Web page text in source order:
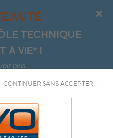
CONTINUER SANS ACCEPTER →
TECHNIQUE
À VIE*!
plus